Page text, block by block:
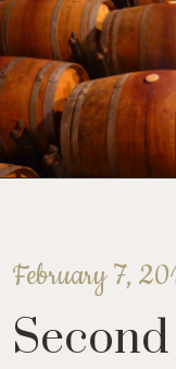
February 7,